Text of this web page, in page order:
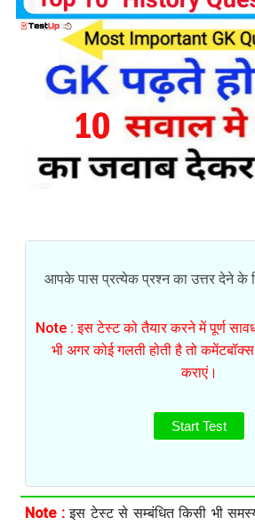
आपके पास प्रत्येक प्रश्न का उत्तर देने के
Note : इस टेस्ट को तैयार करने में पूर्ण
भी अगर कोई गलती होती है तो
कराएं।
Start Test
Note :इस टेस्ट से सम्बंधित किसी भी